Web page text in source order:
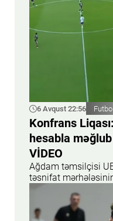
6 Avqust 22:56 Futbol
Konfrans
hesabla
VİDEO
Ağdam təmsilçisi
təsnifat